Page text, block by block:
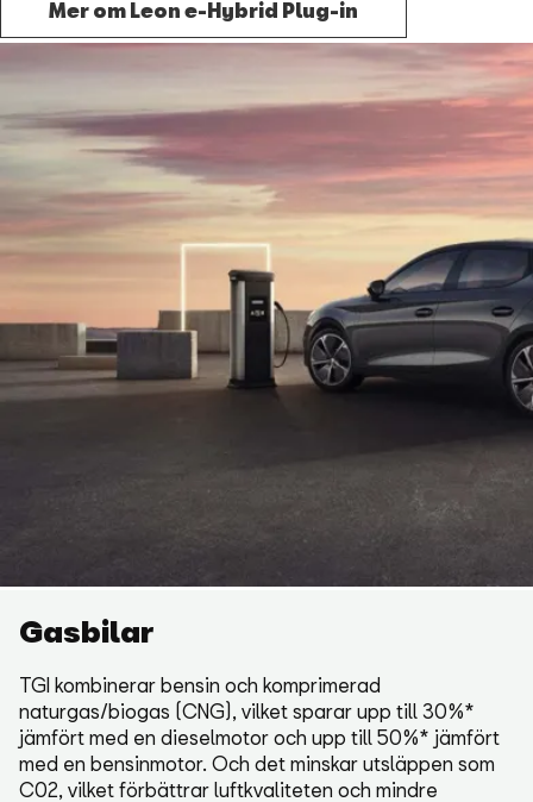
Mer om Leon e-Hybrid Plug-in
Gasbilar
TGI kombinerar bensin och komprimerad
naturgas/biogas (CNG), vilket sparar upp till 30%*
jämfört med en dieselmotor och upp till 50%* jämfört
med en bensinmotor. Och det minskar utsläppen som
C02, vilket förbättrar luftkvaliteten och mindre